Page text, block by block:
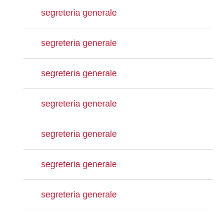
segreteria generale
segreteria generale
segreteria generale
segreteria generale
segreteria generale
segreteria generale
segreteria generale